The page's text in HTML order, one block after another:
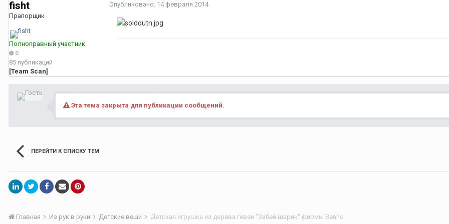
fisht
Прапорщик
Полноправный участник
0
85 публикаций
[Team Scan]
Опубликовано: 14 февраля 2014
Эта тема закрыта для публикации сообщений.
ПЕРЕЙТИ К СПИСКУ ТЕМ
Главная Из рук в руки Детские вещи Детская игрушка из дерева гевеи "Забей шарик" фирмы Benho